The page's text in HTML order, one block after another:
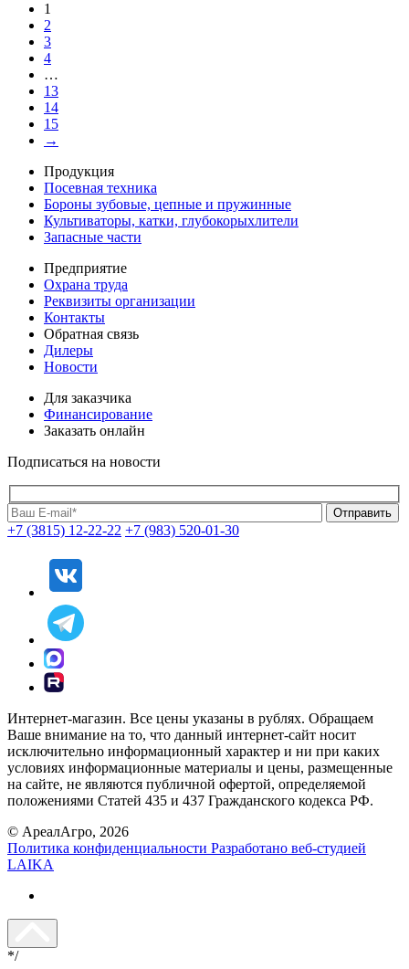
1
2
3
4
…
13
14
15
→
Продукция
Посевная техника
Бороны зубовые, цепные и пружинные
Культиваторы, катки, глубокорыхлители
Запасные части
Предприятие
Охрана труда
Реквизиты организации
Контакты
Обратная связь
Дилеры
Новости
Для заказчика
Финансирование
Заказать онлайн
Подписаться на новости
+7 (3815) 12-22-22 +7 (983) 520-01-30
Интернет-магазин. Все цены указаны в рублях. Обращаем
Ваше внимание на то, что данный интернет-сайт носит
исключительно информационный характер и ни при каких
условиях информационные материалы и цены, размещенные
на сайте, не являются публичной офертой, определяемой
положениями Статей 435 и 437 Гражданского кодекса РФ.
© АреалАгро, 2026
Политика конфиденциальности Разработано веб-студией
LAIKA
*/